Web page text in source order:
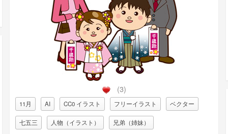
(3)
11月 AI CC0 イラスト フリーイラスト ベクター
七五三 人物（イラスト） 兄弟（姉妹）